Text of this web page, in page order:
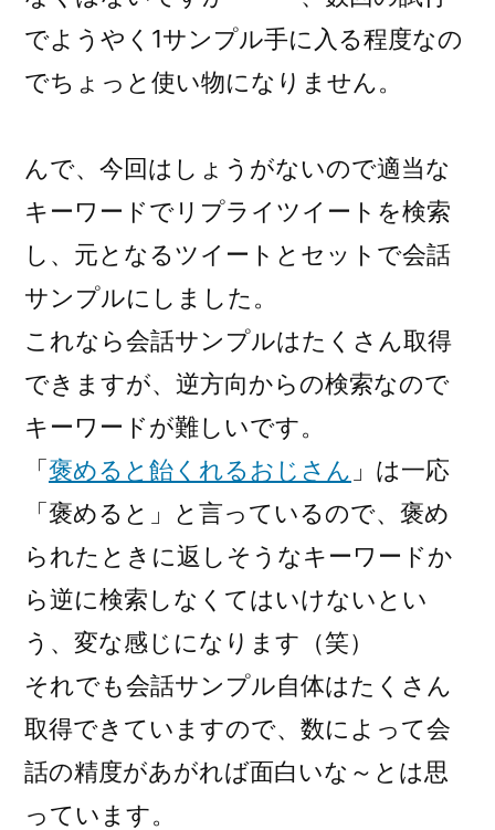
でようやく1サンプル手に入る程度なの
でちょっと使い物になりません。
んで、今回はしょうがないので適当な
キーワードでリプライツイートを検索
し、元となるツイートとセットで会話
サンプルにしました。
これなら会話サンプルはたくさん取得
できますが、逆方向からの検索なので
キーワードが難しいです。
「褒めると飴くれるおじさん 」は一応
「褒めると」と言っているので、褒め
られたときに返しそうなキーワードか
ら逆に検索しなくてはいけないとい
う、変な感じになります（笑）
それでも会話サンプル自体はたくさん
取得できていますので、数によって会
話の精度があがれば面白いな～とは思
っています。